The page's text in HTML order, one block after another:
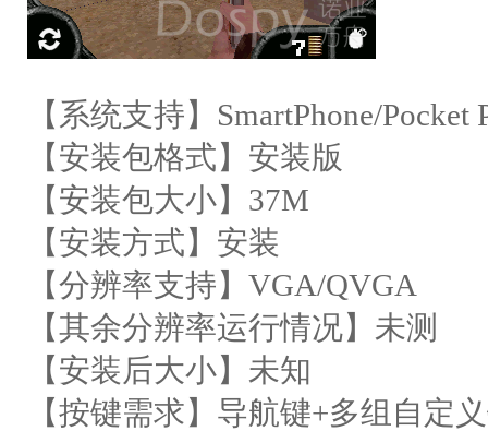
【系统支持】SmartPhone/Pocket
【安装包格式】安装版
【安装包大小】37M
【安装方式】安装
【分辨率支持】VGA/QVGA
【其余分辨率运行情况】未测
【安装后大小】未知
【按键需求】导航键+多组自定